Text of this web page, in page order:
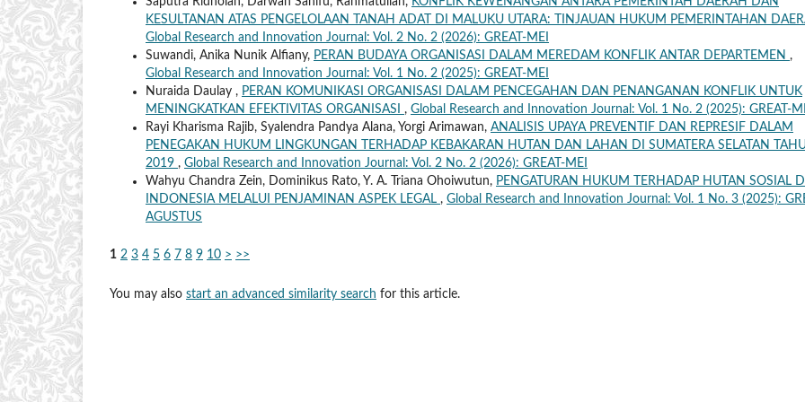
KESULTANAN ATAS PENGELOLAAN TANAH ADAT DI MALUKU UTARA: TINJAUAN HUKUM PEMERINTAHAN
Global Research and Innovation Journal: Vol. 2 No. 2 (2026): GREAT-MEI
Suwandi, Anika Nunik Alfiany, PERAN BUDAYA ORGANISASI DALAM MEREDAM KONFLIK ANTAR DEPARTEMEN ,
Global Research and Innovation Journal: Vol. 1 No. 2 (2025): GREAT-MEI
Nuraida Daulay , PERAN KOMUNIKASI ORGANISASI DALAM PENCEGAHAN DAN PENANGANAN KONFLIK UNTUK
MENINGKATKAN EFEKTIVITAS ORGANISASI , Global Research and Innovation Journal: Vol. 1 No. 2 (2025): GREAT-
Rayi Kharisma Rajib, Syalendra Pandya Alana, Yorgi Arimawan, ANALISIS UPAYA PREVENTIF DAN REPRESIF DALAM
PENEGAKAN HUKUM LINGKUNGAN TERHADAP KEBAKARAN HUTAN DAN LAHAN DI SUMATERA SELATAN
2019 , Global Research and Innovation Journal: Vol. 2 No. 2 (2026): GREAT-MEI
Wahyu Chandra Zein, Dominikus Rato, Y. A. Triana Ohoiwutun, PENGATURAN HUKUM TERHADAP HUTAN SOSIAL DI
INDONESIA MELALUI PENJAMINAN ASPEK LEGAL , Global Research and Innovation Journal: Vol. 1 No. 3 (2025):
AGUSTUS
1 2 3 4 5 6 7 8 9 10 > >>
You may also start an advanced similarity search for this article.